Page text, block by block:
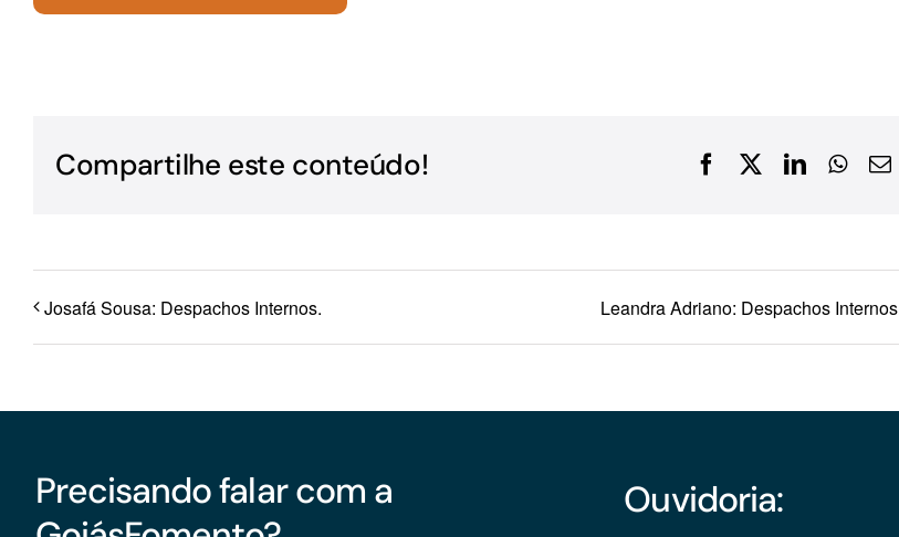
Turismo
Compartilhe este conteúdo! FacebookLinkedInE-
Josafá Sousa: Despachos Internos. Leandra Adriano: Despachos
Precisando falar com a
Ouvidoria: